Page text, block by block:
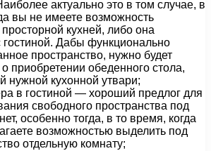
актуально это в том случае, в
вы не имеете возможность
просторной кухней, либо она
гостиной. Дабы функционально
пространство, нужно будет
о приобретении обеденного стола,
нужной кухонной утвари;
в гостиной — хороший предлог для
свободного пространства под
особенно тогда, в то время, когда
возможностью выделить под
отдельную комнату;